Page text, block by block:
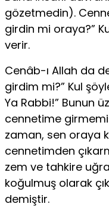
gözetmedin).
girdin mi oraya?”
verir.
Cenâb-ı Allah da
girdim mi?” Kul
Ya Rabbi!” Bunun
cennetime
zaman, sen oraya
cennetimden
zem ve tahkire
koğulmuş olarak
demiştir.